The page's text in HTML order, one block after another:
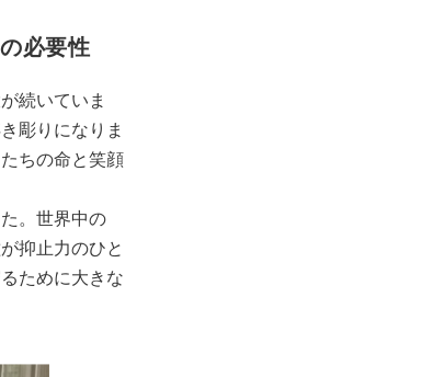
必要性
続いていま
彫りになりま
ちの命と笑顔
。世界中の
抑止力のひと
ために大きな